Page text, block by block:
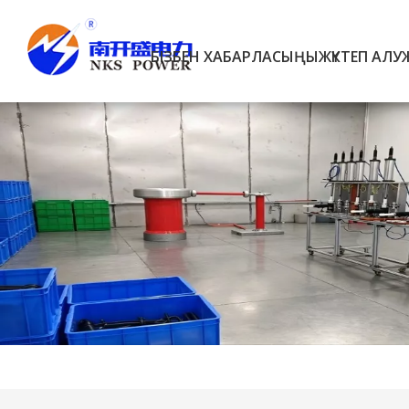
ЖҮКТЕП АЛУ
БІЗБЕН ХАБАРЛАСЫҢЫ